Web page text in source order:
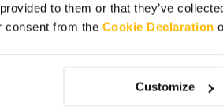
to them or that they’ve
consent from the Cookie Declaration
Customize